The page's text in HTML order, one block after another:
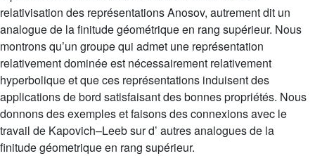
relativisation des représentations Anosov, autrement dit un
analogue de la finitude géométrique en rang supérieur. Nous
montrons qu’un groupe qui admet une représentation
relativement dominée est nécessairement relativement
hyperbolique et que ces représentations induisent des
applications de bord satisfaisant des bonnes propriétés. Nous
donnons des exemples et faisons des connexions avec le
travail de Kapovich–Leeb sur d’ autres analogues de la
finitude géometrique en rang supérieur.